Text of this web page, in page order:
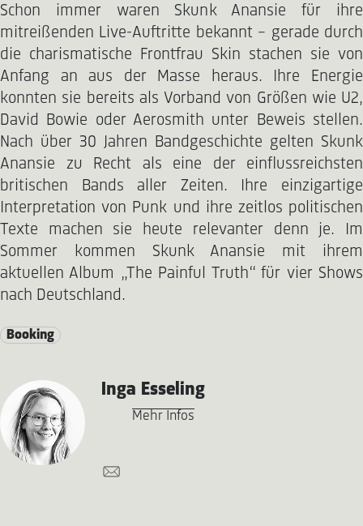
Schon immer waren Skunk Anansie für ihre
mitreißenden Live-Auftritte bekannt – gerade durch
die charismatische Frontfrau Skin stachen sie von
Anfang an aus der Masse heraus. Ihre Energie
konnten sie bereits als Vorband von Größen wie U2,
David Bowie oder Aerosmith unter Beweis stellen.
Nach über 30 Jahren Bandgeschichte gelten Skunk
Anansie zu Recht als eine der einflussreichsten
britischen Bands aller Zeiten. Ihre einzigartige
Interpretation von Punk und ihre zeitlos politischen
Texte machen sie heute relevanter denn je. Im
Sommer kommen Skunk Anansie mit ihrem
aktuellen Album „The Painful Truth“ für vier Shows
nach Deutschland.
Booking
Inga Esseling
Mehr Infos